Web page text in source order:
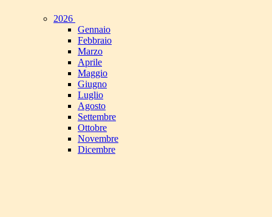
2026
Gennaio
Febbraio
Marzo
Aprile
Maggio
Giugno
Luglio
Agosto
Settembre
Ottobre
Novembre
Dicembre